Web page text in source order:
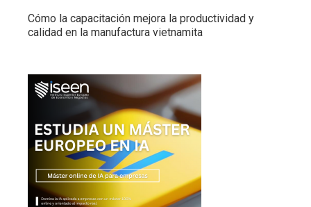
Cómo la capacitación mejora la productividad y
calidad en la manufactura vietnamita